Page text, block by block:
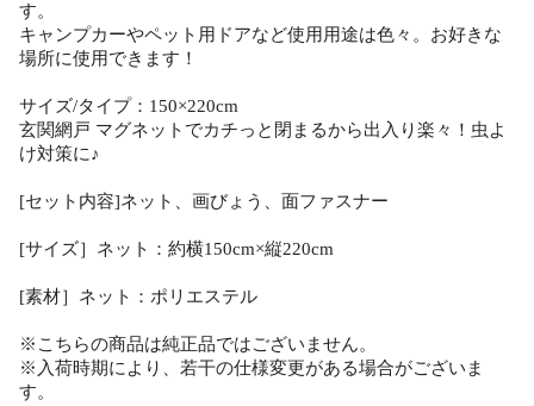
す。
キャンプカーやペット用ドアなど使用用途は色々。お好きな
場所に使用できます！
サイズ/タイプ：150×220cm
玄関網戸 マグネットでカチっと閉まるから出入り楽々！虫よ
け対策に♪
[セット内容]ネット、画びょう、面ファスナー
[サイズ］ネット：約横150cm×縦220cm
[素材］ネット：ポリエステル
※こちらの商品は純正品ではございません。
※入荷時期により、若干の仕様変更がある場合がございま
す。